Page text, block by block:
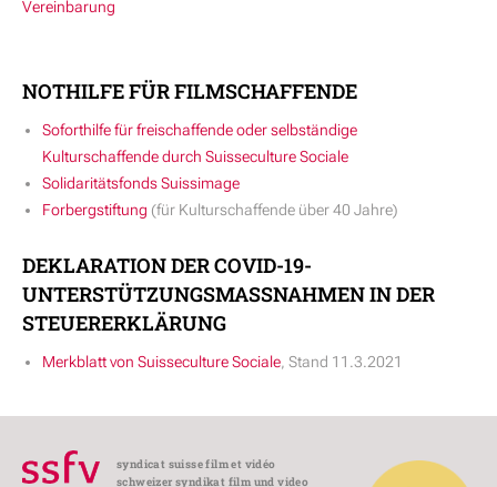
Vereinbarung
NOTHILFE FÜR FILMSCHAFFENDE
Soforthilfe für freischaffende oder selbständige
Kulturschaffende durch Suisseculture Sociale
Solidaritätsfonds Suissimage
Forbergstiftung (für Kulturschaffende über 40 Jahre)
DEKLARATION DER COVID-19-
UNTERSTÜTZUNGSMASSNAHMEN IN DER
STEUERERKLÄRUNG
Merkblatt von Suisseculture Sociale , Stand 11.3.2021
syndicat suisse film et vidéo
schweizer syndikat film und video